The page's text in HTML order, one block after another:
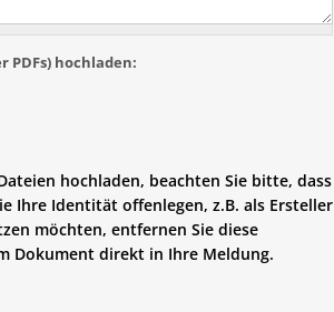
PDFs) hochladen:
hochladen, beachten Sie bitte, dass
Ihre Identität offenlegen, z.B. als Ersteller
möchten, entfernen Sie diese
Dokument direkt in Ihre Meldung.